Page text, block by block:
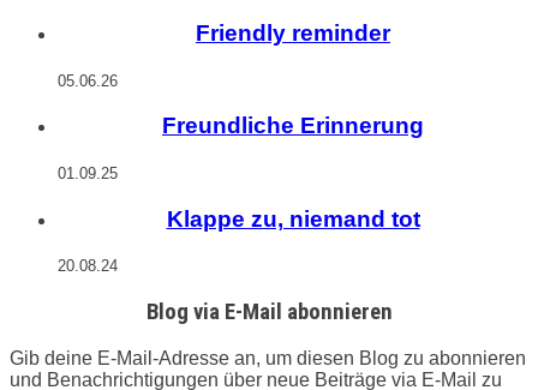
Friendly reminder
05.06.26
Freundliche Erinnerung
01.09.25
Klappe zu, niemand tot
20.08.24
Blog via E-Mail abonnieren
Gib deine E-Mail-Adresse an, um diesen Blog zu abonnieren
und Benachrichtigungen über neue Beiträge via E-Mail zu